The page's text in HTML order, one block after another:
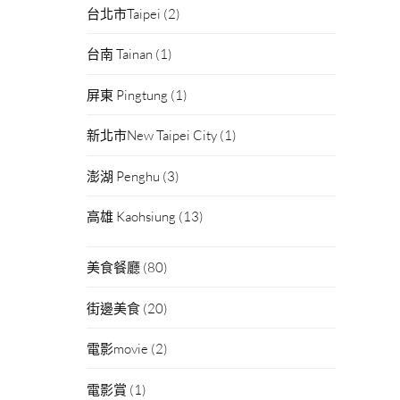
台北市Taipei (2)
台南 Tainan (1)
屏東 Pingtung (1)
新北市New Taipei City (1)
澎湖 Penghu (3)
高雄 Kaohsiung (13)
美食餐廳 (80)
街邊美食 (20)
電影movie (2)
電影賞 (1)